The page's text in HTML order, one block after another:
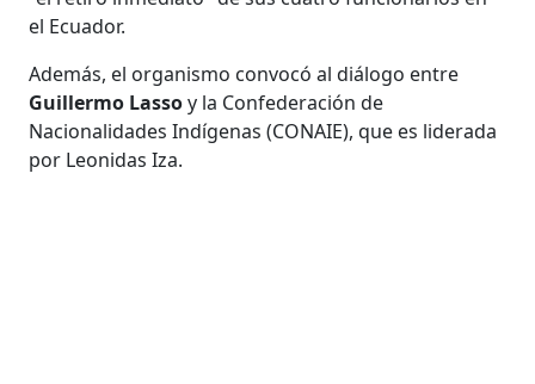
el Ecuador.
Además, el organismo convocó al diálogo entre
Guillermo Lassoy la Confederación de
Nacionalidades Indígenas (CONAIE), que es liderada
por Leonidas Iza.